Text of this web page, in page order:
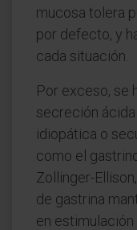
mucosa tolera
por defecto, y
cada situación.
Por exceso, se
secreción
idiopática o
como el
Zollinger-
de gastrina
en estimulación